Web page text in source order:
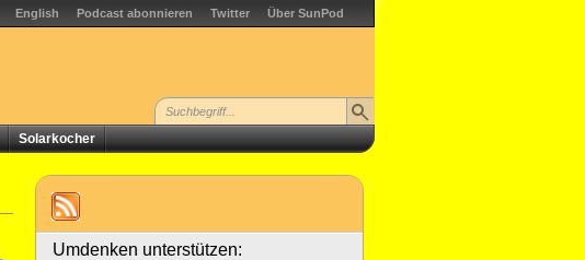
English Podcast abonnieren Twitter Über SunPod
Solarkocher
Umdenken unterstützen: